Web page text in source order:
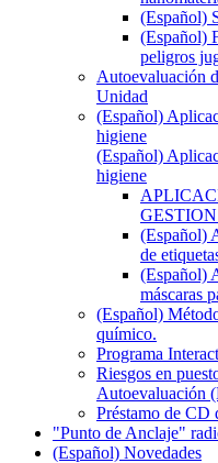
(Español)
(Español)
peligros
Autoevaluación
Unidad
(Español)
higiene
(Español)
higiene
(Español)
de
(Español)
máscaras
(Español)
químico.
Programa
Riesgos en
Autoevaluación
Préstamo de CD
"Punto de Anclaje"
(Español) Novedades